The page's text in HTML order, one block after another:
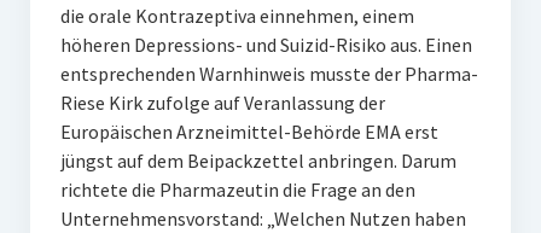
die orale Kontrazeptiva einnehmen, einem
höheren Depressions- und Suizid-Risiko aus. Einen
entsprechenden Warnhinweis musste der Pharma-
Riese Kirk zufolge auf Veranlassung der
Europäischen Arzneimittel-Behörde EMA erst
jüngst auf dem Beipackzettel anbringen. Darum
richtete die Pharmazeutin die Frage an den
Unternehmensvorstand: „Welchen Nutzen haben